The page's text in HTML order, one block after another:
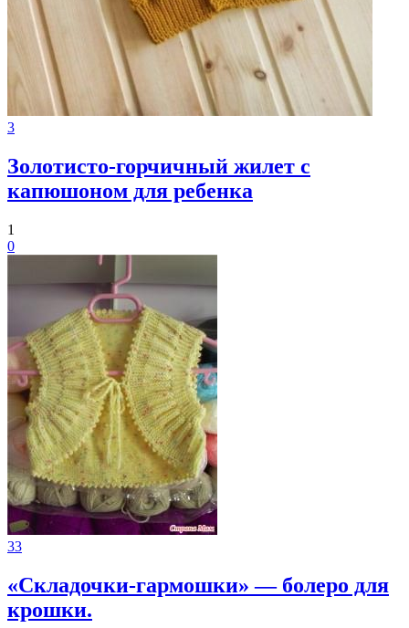
3
Золотисто-горчичный жилет с
капюшоном для ребенка
1
0
33
«Складочки-гармошки» — болеро для
крошки.